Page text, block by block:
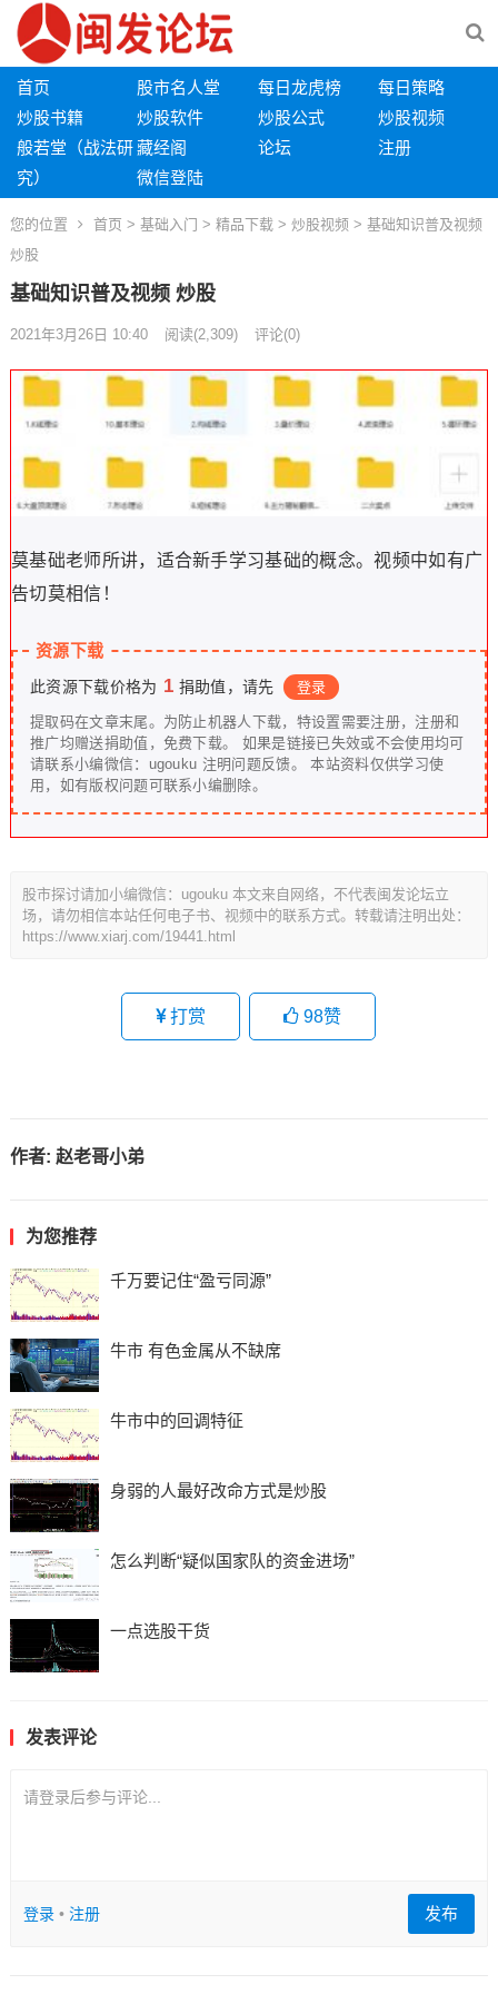
首页 股市名人堂 每日龙虎榜
每日策略
炒股书籍
炒股软件 炒股公式
炒股视频
般若堂（战法研
究）
藏经阁 论坛
注册
微信登陆
您的位置 首页 > 基础入门 > 精品下载> 炒股视频 > 基础知识普及视频
炒股
基础知识普及视频 炒股
2021年3月26日 10:40 阅读(2,309) 评论(0)
莫基础老师所讲，适合新手学习基础的概念。视频中如有广
告切莫相信！
资源下载
此资源下载价格为 1 捐助值，请先 登录
提取码在文章末尾。为防止机器人下载，特设置需要注册，注册和
推广均赠送捐助值，免费下载。 如果是链接已失效或不会使用均可
请联系小编微信：ugouku 注明问题反馈。 本站资料仅供学习使
用，如有版权问题可联系小编删除。
股市探讨请加小编微信：ugouku 本文来自网络，不代表闽发论坛立
场，请勿相信本站任何电子书、视频中的联系方式。转载请注明出处：
https://www.xiarj.com/19441.html
打赏 98赞
作者: 赵老哥小弟
为您推荐
千万要记住“盈亏同源”
牛市 有色金属从不缺席
牛市中的回调特征
身弱的人最好改命方式是炒股
怎么判断“疑似国家队的资金进场”
一点选股干货
发表评论
请登录后参与评论...
登录• 注册 发布